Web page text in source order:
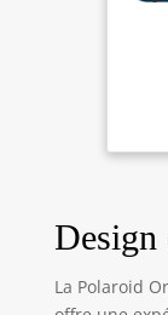
Design
La Polaroid